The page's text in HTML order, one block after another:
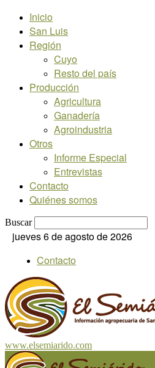
Inicio
San Luis
Región
Cuyo
Resto del país
Producción
Agricultura
Ganadería
Agroindustria
Otros
Informe Especial
Entrevistas
Contacto
Quiénes somos
Buscar
jueves 6 de agosto de 2026
Contacto
www.elsemiarido.com